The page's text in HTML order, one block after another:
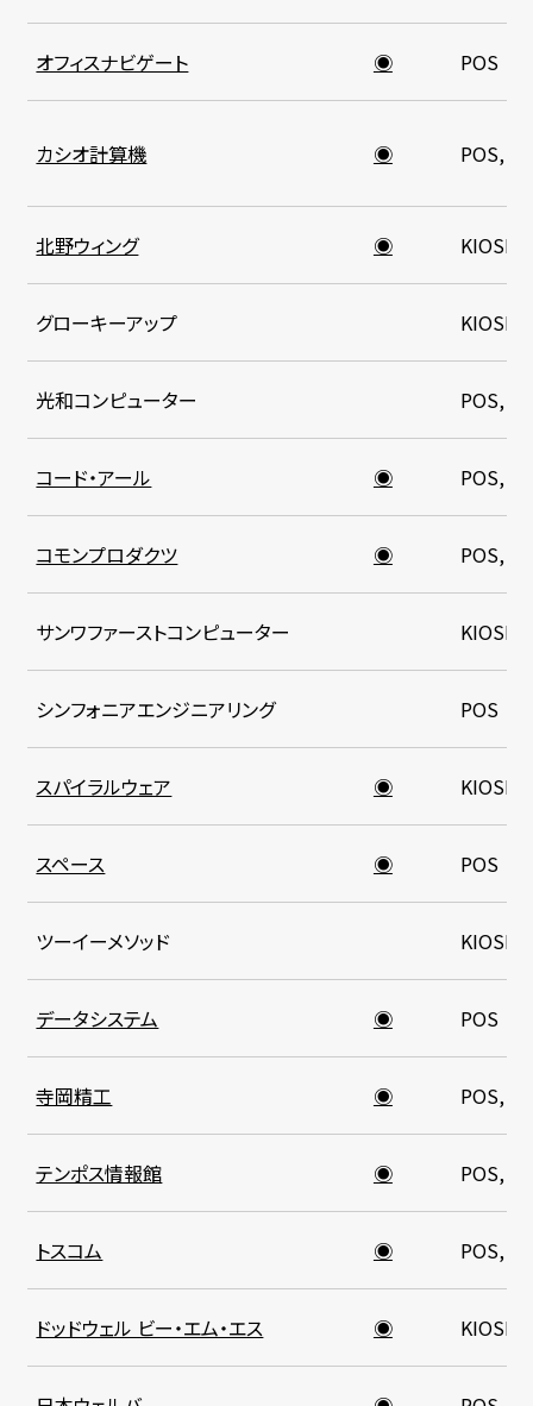
オフィスナビゲート ◉ POS
カシオ計算機 ◉ POS,
北野ウィング ◉ KIOSK
グローキーアップ KIOSK
光和コンピューター POS,
コード・アール ◉ POS,
コモンプロダクツ ◉ POS,
サンワファーストコンピューター KIOSK
シンフォニアエンジニアリング POS
スパイラルウェア ◉ KIOSK
スペース ◉ POS
ツーイーメソッド KIOSK
データシステム ◉ POS
寺岡精工 ◉ POS,
テンポス情報館 ◉ POS,
トスコム ◉ POS,
ドッドウェル ビー・エム・エス ◉ KIOSK